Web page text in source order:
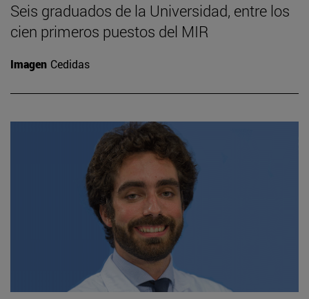
Seis graduados de la Universidad, entre los
cien primeros puestos del MIR
Imagen Cedidas